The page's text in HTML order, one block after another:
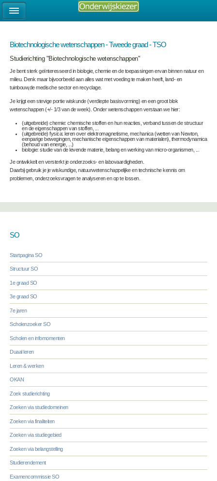
Biotechnologische wetenschappen - Tweede graad - TSO
Studierichting "Biotechnologische wetenschappen"
Je bent sterk geïnteresseerd in biologie, chemie en de toepassingen ervan binnen natuur en
milieu. Denk maar bijvoorbeeld aan alles wat met voeding te maken heeft, land- en
tuinbouw,de medische sector en recyclage.
Je krijgt een stevige portie wiskunde (verdiepte basisvorming) en een groot blok
wetenschappen (+/- 1/3 van de week). Onder wetenschappen verstaan we hier:
(uitgebreide) chemie: chemische stoffen en hun reacties, verband tussen de structuur
en de eigenschappen van stoffen, ...
(uitgebreide) fysica: leren over elektromagnetisme, mechanica (wetten van Newton,
eenparige bewegingen, mechanische eigenschappen van materialen), thermodynamica
(behoud van energie, ...)
biologie: studie van de levende materie, belang en werking van micro-organismen, ...
Je ontwikkelt en versterkt je onderzoeks- en labovaardigheden.
Daarbij gebruik je je wiskundige, natuurwetenschappelijke en technische kennis om
problemen, onderzoeksvragen te analyseren en op te lossen.
SO
Startpagina SO
Structuur SO
1e graad SO
3e graad SO
7e jaren
Scholenzoeker SO
Scholen en infomomenten
Duaal leren
Leren & werken
OKAN
Zoek studierichting
Zoeken via studiedomeinen
Zoeken via finaliteiten
Zoeken via studiegebied
Zoeken via belangstelling
Studierendement
Examencommissie SO